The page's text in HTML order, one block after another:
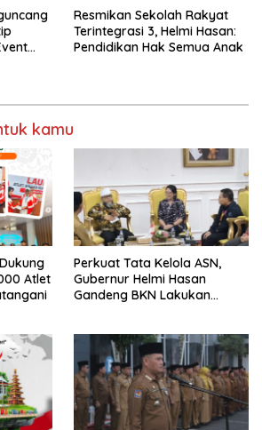
Resmikan Sekolah Rakyat
Terintegrasi 3, Helmi Hasan:
Pendidikan Hak Semua Anak
kamu
Atlet
Perkuat Tata Kelola ASN,
Gubernur Helmi Hasan
Gandeng BKN Lakukan